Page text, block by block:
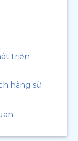
triển
hàng sử